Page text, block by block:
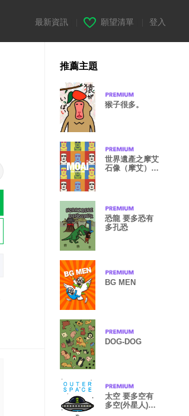
最新資訊 願望清單 登入
推薦主題
猴子很多。
世界遺產之摩艾
石像（摩艾）
恐龍 要多恐有
多孔恐
BG MEN
DOG-DOG
太空 要多空有
多空(外星人)#